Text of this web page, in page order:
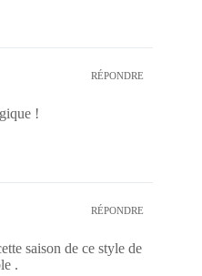
RÉPONDRE
!
RÉPONDRE
saison de ce style de
.